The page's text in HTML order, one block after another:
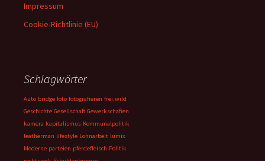
Impressum
Cookie-Richtlinie (EU)
Schlagwörter
Auto bridge foto fotografieren frei.wild
Geschichte Gesellschaft Gewerkschaften
kamera kapitalismus Kommunalpolitik
leatherman lifestyle Lohnarbeit lumix
Moderne parteien pferdefleisch Politik